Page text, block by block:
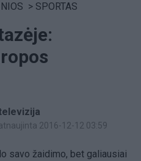
> SPORTAS
2016-12-12 03:59
savo žaidimo, bet galiausiai